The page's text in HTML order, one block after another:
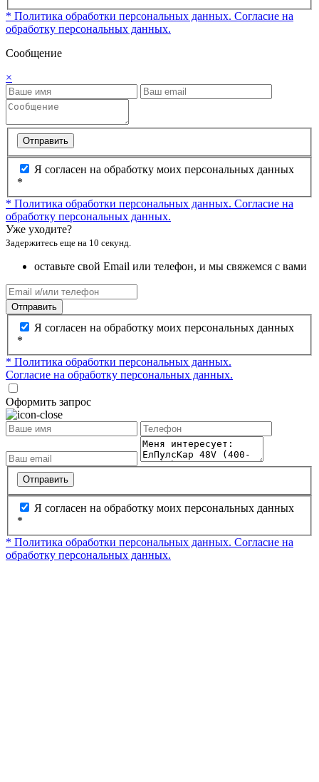
* Политика обработки персональных данных. Согласие на
обработку персональных данных.
Сообщение
×
Отправить
Я согласен на обработку моих персональных данных
*
* Политика обработки персональных данных. Согласие на
обработку персональных данных.
Уже уходите?
Задержитесь еще на 10 секунд.
оставьте свой Email или телефон, и мы свяжемся с вами
Отправить
Я согласен на обработку моих персональных данных
*
* Политика обработки персональных данных.
Согласие на обработку персональных данных.
Оформить запрос
Отправить
Я согласен на обработку моих персональных данных
*
* Политика обработки персональных данных. Согласие на
обработку персональных данных.